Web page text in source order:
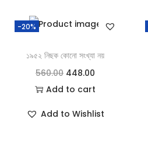
-20%
১৯৫২ নিছক কোনো সংখ্যা নয়
560.00 448.00
Add to cart
Add to Wishlist